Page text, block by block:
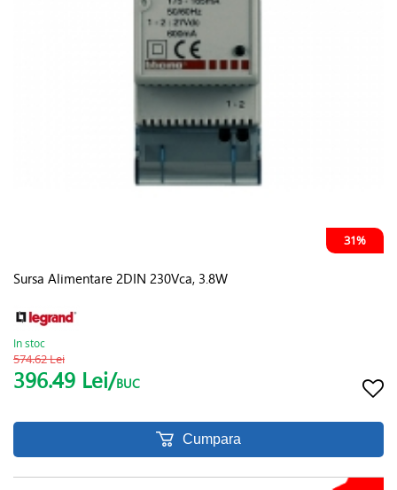
31%
Sursa Alimentare 2DIN 230Vca, 3.8W
In stoc
574.62 Lei
396.49 Lei/BUC
Cumpara